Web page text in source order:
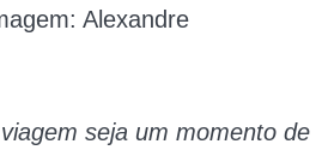
Alexandre
seja um momento de